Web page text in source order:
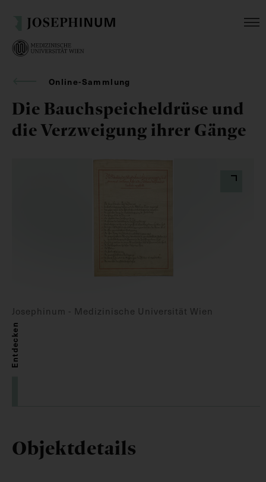
Online-Sammlung
Die Bauchspeicheldrüse und
die Verzweigung ihrer Gänge
Josephinum - Medizinische Universität Wien
Entdecken
Objektdetails